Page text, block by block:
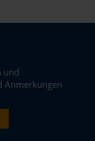
und
Anmerkungen